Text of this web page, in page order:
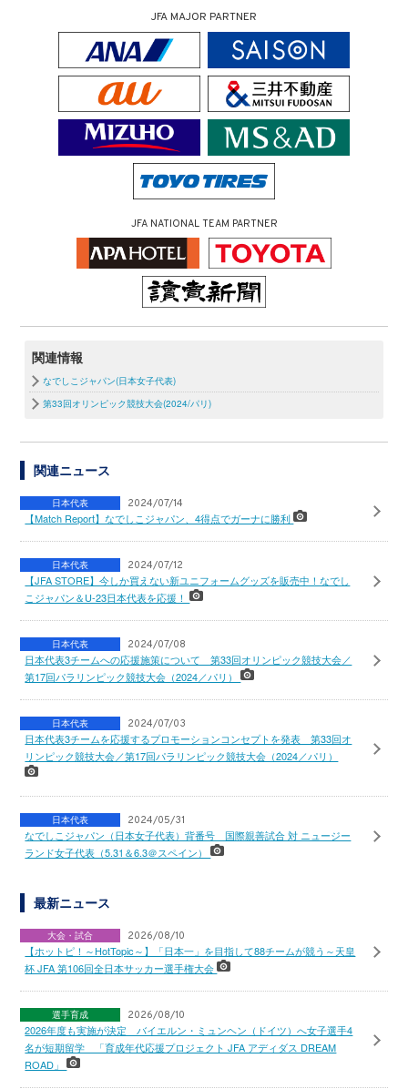
JFA MAJOR PARTNER
JFA NATIONAL TEAM PARTNER
関連情報
なでしこジャパン(日本女子代表)
第33回オリンピック競技大会(2024/パリ)
関連ニュース
日本代表 2024/07/14
【Match Report】なでしこジャパン、4得点でガーナに勝利
日本代表 2024/07/12
【JFA STORE】今しか買えない新ユニフォームグッズを販売中！なでし
こジャパン＆U-23日本代表を応援！
日本代表 2024/07/08
日本代表3チームへの応援施策について 第33回オリンピック競技大会／
第17回パラリンピック競技大会（2024／パリ）
日本代表 2024/07/03
日本代表3チームを応援するプロモーションコンセプトを発表 第33回オ
リンピック競技大会／第17回パラリンピック競技大会（2024／パリ）
日本代表 2024/05/31
なでしこジャパン（日本女子代表）背番号 国際親善試合 対 ニュージー
ランド女子代表（5.31＆6.3＠スペイン）
最新ニュース
大会・試合 2026/08/10
【ホットピ！～HotTopic～】「日本一」を目指して88チームが競う～天皇
杯 JFA 第106回全日本サッカー選手権大会
選手育成 2026/08/10
2026年度も実施が決定 バイエルン・ミュンヘン（ドイツ）へ女子選手4
名が短期留学 「育成年代応援プロジェクト JFA アディダス DREAM
ROAD」